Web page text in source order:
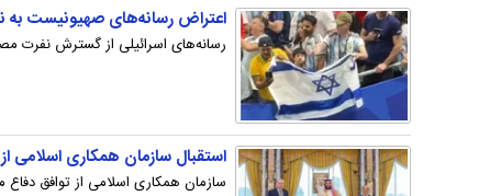
اعتراض رسانه‌های صهیونیست به
رسانه‌های اسرائیلی از گسترش نفرت
استقبال سازمان همکاری اسلامی
سازمان همکاری اسلامی از توافق دفاع